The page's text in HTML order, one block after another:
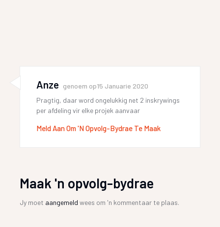
Anze genoem op15 Januarie 2020
Pragtig, daar word ongelukkig net 2 inskrywings
per afdeling vir elke projek aanvaar
Meld Aan Om 'n Opvolg-Bydrae Te Maak
Maak 'n opvolg-bydrae
Jy moet aangemeld wees om 'n kommentaar te plaas.